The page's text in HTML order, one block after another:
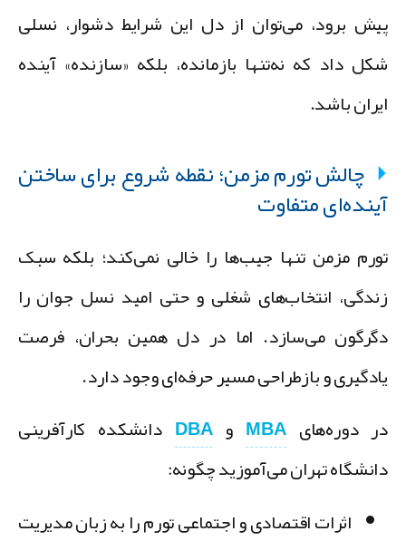
برود، می‌توان از دل این شرایط دشوار، نسلی
داد که نه‌تنها بازمانده، بلکه «سازنده» آینده
باشد.
چالش تورم مزمن؛ نقطه شروع برای ساختن
متفاوت
مزمن تنها جیب‌ها را خالی نمی‌کند؛ بلکه سبک
انتخاب‌های شغلی و حتی امید نسل جوان را
می‌سازد. اما در دل همین بحران، فرصت
و بازطراحی مسیر حرفه‌ای وجود دارد.
دوره‌هایMBAو DBAدانشکده کارآفرینی
تهرانمی‌آموزید چگونه:
اثرات اقتصادی و اجتماعی تورم را به زبان مدیریت